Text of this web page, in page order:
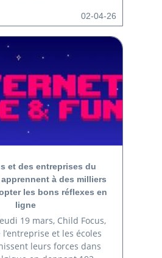
02-04-26
et des entreprises du
à des milliers
les bons réflexes en
ligne
19 mars, Child Focus,
et les écoles
leurs forces dans